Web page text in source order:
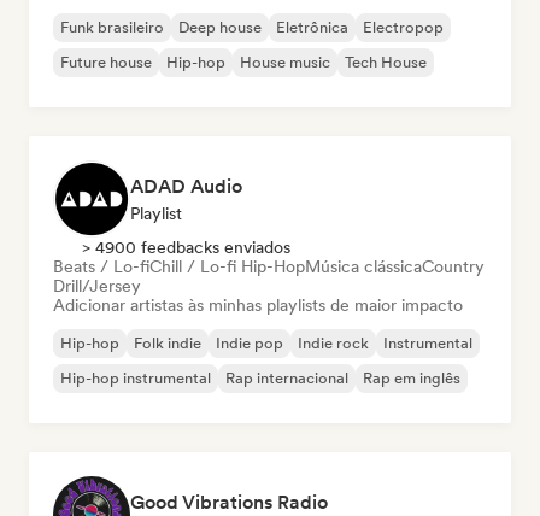
Funk brasileiro Deep house Eletrônica
Electropop
Future house
Hip-hop House music Tech House
ADAD Audio
Playlist
> 4900 feedbacks enviados
Beats / Lo-fiChill / Lo-fi Hip-HopMúsica clássicaCountry
Drill/Jersey
Adicionar artistas às minhas playlists de maior impacto
Hip-hop Folk indie Indie pop Indie rock
Instrumental
Hip-hop instrumental
Rap internacional Rap em inglês
Good Vibrations Radio